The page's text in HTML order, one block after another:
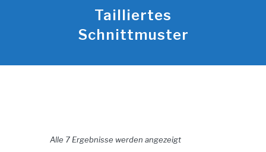
Tailliertes
Schnittmuster
Alle 7 Ergebnisse werden angezeigtNach Aktualität sortiert